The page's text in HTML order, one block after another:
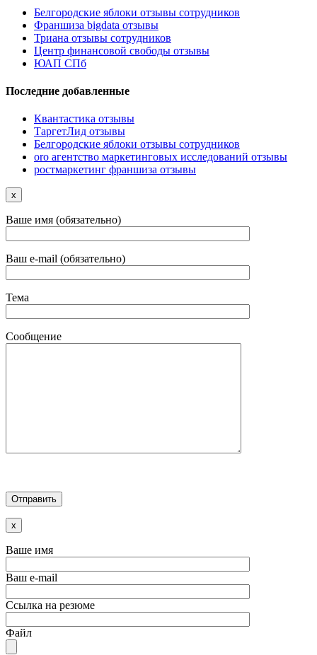
Белгородские яблоки отзывы сотрудников
Франшиза bigdata отзывы
Триана отзывы сотрудников
Центр финансовой свободы отзывы
ЮАП СПб
Последние добавленные
Квантастика отзывы
ТаргетЛид отзывы
Белгородские яблоки отзывы сотрудников
oro агентство маркетинговых исследований отзывы
ростмаркетинг франшиза отзывы
x
Ваше имя (обязательно)
Ваш e-mail (обязательно)
Тема
Сообщение
x
Ваше имя
Ваш e-mail
Ссылка на резюме
Файл